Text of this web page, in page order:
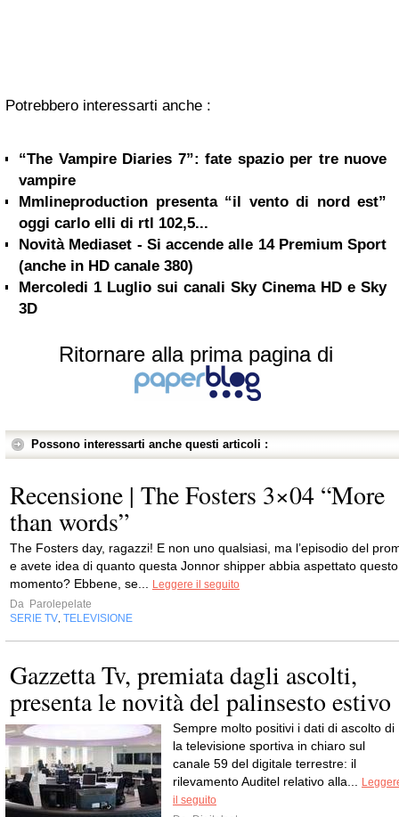
Potrebbero interessarti anche :
“The Vampire Diaries 7”: fate spazio per tre nuove
vampire
Mmlineproduction presenta “il vento di nord est”
oggi carlo elli di rtl 102,5...
Novità Mediaset - Si accende alle 14 Premium Sport
(anche in HD canale 380)
Mercoledi 1 Luglio sui canali Sky Cinema HD e Sky
3D
Ritornare alla prima pagina di
Possono interessarti anche questi articoli :
Recensione | The Fosters 3×04 “More
than words”
The Fosters day, ragazzi! E non uno qualsiasi, ma l’episodio del
e avete idea di quanto questa Jonnor shipper abbia aspettato questo
momento? Ebbene, se... Leggere il seguito
Da Parolepelate
SERIE TV, TELEVISIONE
Gazzetta Tv, premiata dagli ascolti,
presenta le novità del palinsesto estivo
Sempre molto positivi i dati di ascolto di
la televisione sportiva in chiaro sul
canale 59 del digitale terrestre: il
rilevamento Auditel relativo alla...
il seguito